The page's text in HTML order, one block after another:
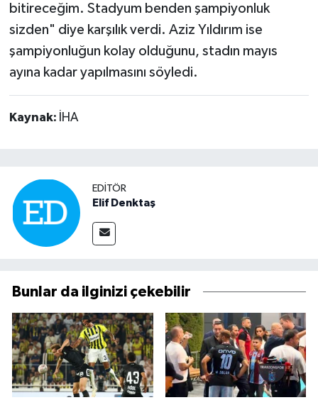
bitireceğim. Stadyum benden şampiyonluk
sizden" diye karşılık verdi. Aziz Yıldırım ise
şampiyonluğun kolay olduğunu, stadın mayıs
ayına kadar yapılmasını söyledi.
Kaynak: İHA
EDITÖR
Elif Denktaş
Bunlar da ilginizi çekebilir